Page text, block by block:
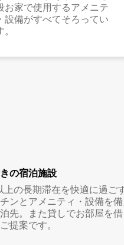
お家で使用するアメニテ
設備がすべてそろってい
の宿⁠泊⁠施⁠設
上の長期滞在を快適に過ご
ンとアメニティ・設備を
先。また貸しでお部屋を
提案です。